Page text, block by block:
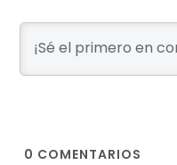
0 COMENTARIOS